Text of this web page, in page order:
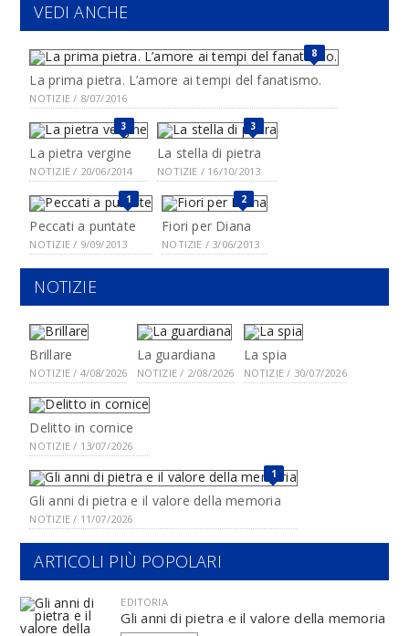
VEDI ANCHE
8
La prima pietra. L’amore ai tempi del fanatismo.
NOTIZIE / 8/07/2016
3
La pietra vergine
NOTIZIE / 20/06/2014
3
La stella di pietra
NOTIZIE / 16/10/2013
1
Peccati a puntate
NOTIZIE / 9/09/2013
2
Fiori per Diana
NOTIZIE / 3/06/2013
NOTIZIE
Brillare
NOTIZIE / 4/08/2026
La guardiana
NOTIZIE / 2/08/2026
La spia
NOTIZIE / 30/07/2026
Delitto in cornice
NOTIZIE / 13/07/2026
1
Gli anni di pietra e il valore della memoria
NOTIZIE / 11/07/2026
ARTICOLI PIÙ POPOLARI
EDITORIA
Gli anni di pietra e il valore della memoria